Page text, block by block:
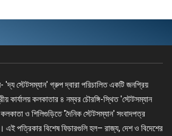
'দ্য স্টেটসম্যান' গ্রুপ দ্বারা পরিচালিত একটি জনপ্রিয়
কার্যালয় কলকাতার ৪ নম্বর চৌরঙ্গি-স্থিত 'স্টেটসম্যান
ও শিলিগুড়িতে 'দৈনিক স্টেটসম্যান' সংবাদপত্র
এই পত্রিকার বিশেষ ফিচারগুলি হল– রাজ্য, দেশ ও বিদেশের